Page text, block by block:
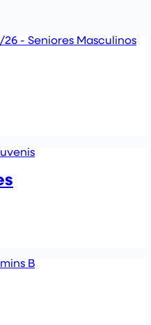
- Seniores Masculinos
B